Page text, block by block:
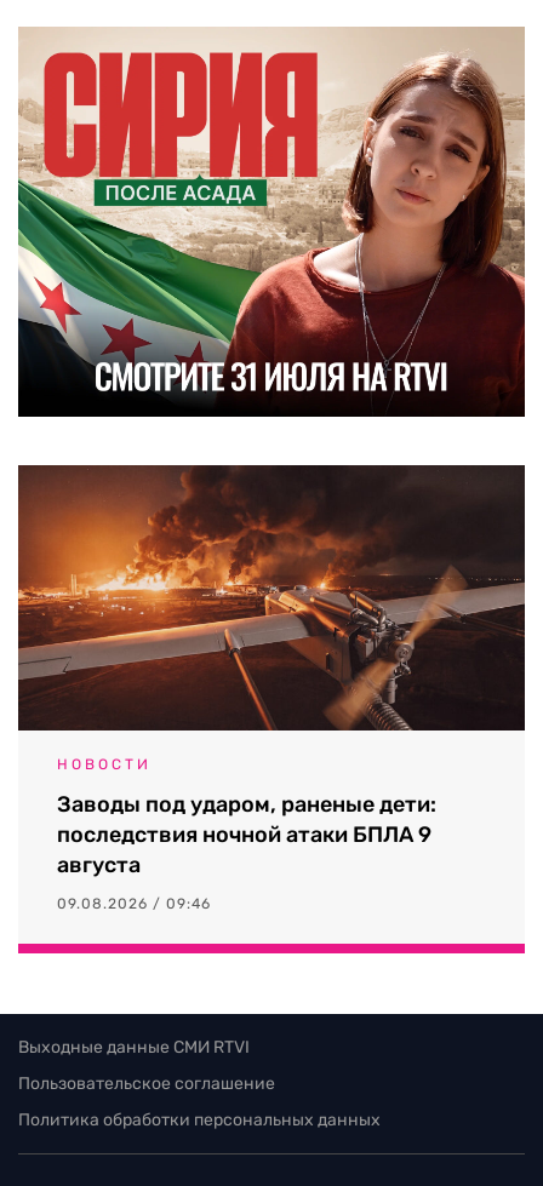
НОВОСТИ
Заводы под ударом, раненые дети:
последствия ночной атаки БПЛА 9
августа
09.08.2026 / 09:46
Выходные данные СМИ RTVI
Пользовательское соглашение
Политика обработки персональных данных